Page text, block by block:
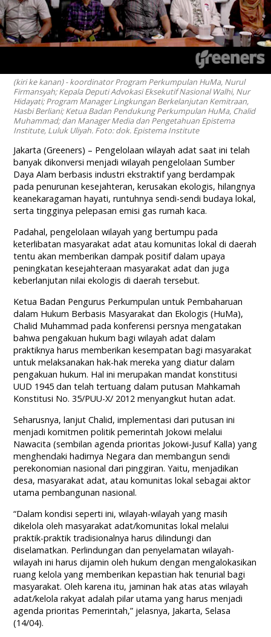
(kiri ke kanan) - koordinator Program Perkumpulan HuMa, Nurul
Firmansyah; Kepala Deputi Advokasi Eksekutif Nasional Walhi, Nur
Hidayati; Program Manager Lingkungan Berkelanjutan Kemitraan,
Hasbi Berliani; Ketua Badan Pendukung Perkumpulan HuMa, Chalid
Muhammad; dan Manager Media dan Pengetahuan Epistema
Institute, Luluk Uliyah. Foto: dok. Epistema Institute
Jakarta (Greeners) – Pengelolaan wilayah adat saat ini telah
banyak dikonversi menjadi wilayah pengelolaan Sumber
Daya Alam berbasis industri ekstraktif yang berdampak
pada penurunan kesejahteran, kerusakan ekologis, hilangnya
keanekaragaman hayati, runtuhnya sendi-sendi budaya lokal,
serta tingginya pelepasan emisi gas rumah kaca.
Padahal, pengelolaan wilayah yang bertumpu pada
keterlibatan masyarakat adat atau komunitas lokal di daerah
tentu akan memberikan dampak positif dalam upaya
peningkatan kesejahteraan masyarakat adat dan juga
keberlanjutan nilai ekologis di daerah tersebut.
Ketua Badan Pengurus Perkumpulan untuk Pembaharuan
dalam Hukum Berbasis Masyarakat dan Ekologis (HuMa),
Chalid Muhammad pada konferensi persnya mengatakan
bahwa pengakuan hukum bagi wilayah adat dalam
praktiknya harus memberikan kesempatan bagi masyarakat
untuk melaksanakan hak-hak mereka yang diatur dalam
pengakuan hukum. Hal ini merupakan mandat konstitusi
UUD 1945 dan telah tertuang dalam putusan Mahkamah
Konstitusi No. 35/PUU-X/ 2012 menyangkut hutan adat.
Seharusnya, lanjut Chalid, implementasi dari putusan ini
menjadi komitmen politik pemerintah Jokowi melalui
Nawacita (sembilan agenda prioritas Jokowi-Jusuf Kalla) yang
menghendaki hadirnya Negara dan membangun sendi
perekonomian nasional dari pinggiran. Yaitu, menjadikan
desa, masyarakat adat, atau komunitas lokal sebagai aktor
utama pembangunan nasional.
“Dalam kondisi seperti ini, wilayah-wilayah yang masih
dikelola oleh masyarakat adat/komunitas lokal melalui
praktik-praktik tradisionalnya harus dilindungi dan
diselamatkan. Perlindungan dan penyelamatan wilayah-
wilayah ini harus dijamin oleh hukum dengan mengalokasikan
ruang kelola yang memberikan kepastian hak tenurial bagi
masyarakat. Oleh karena itu, jaminan hak atas atas wilayah
adat/kelola rakyat adalah pilar utama yang harus menjadi
agenda prioritas Pemerintah,” jelasnya, Jakarta, Selasa
(14/04).